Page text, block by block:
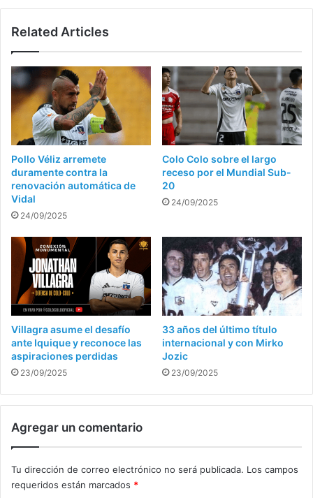
Related Articles
Pollo Véliz arremete
duramente contra la
renovación automática de
Vidal
24/09/2025
Colo Colo sobre el largo
receso por el Mundial Sub-
20
24/09/2025
Villagra asume el desafío
ante Iquique y reconoce las
aspiraciones perdidas
23/09/2025
33 años del último título
internacional y con Mirko
Jozic
23/09/2025
Agregar un comentario
Tu dirección de correo electrónico no será publicada. Los campos
requeridos están marcados *